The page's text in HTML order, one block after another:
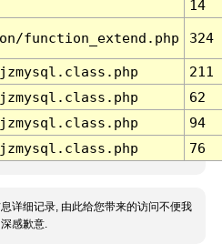
14
function_extend.php 324
211
62
94
76
详细记录, 由此给您带来的访问不便我
感歉意.